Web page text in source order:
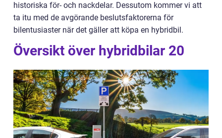
historiska för- och nackdelar. Dessutom kommer vi att
ta itu med de avgörande beslutsfaktorerna för
bilentusiaster när det gäller att köpa en hybridbil.
Översikt över hybridbilar 20